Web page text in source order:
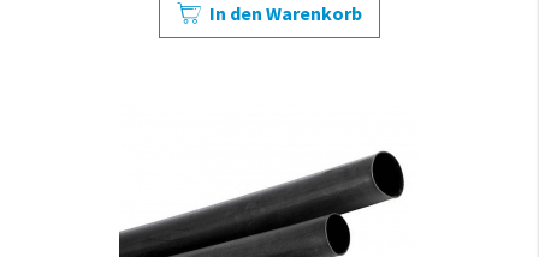
In den Warenkorb